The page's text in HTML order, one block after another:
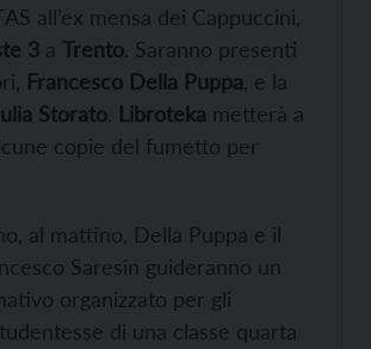
all’ex mensa dei Cappuccini,
3 a Trento. Saranno presenti
Francesco Della Puppa , e la
Storato. Libroteka metterà a
copie del fumetto per
al mattino, Della Puppa e il
Saresin guideranno un
organizzato per gli
di una classe quarta